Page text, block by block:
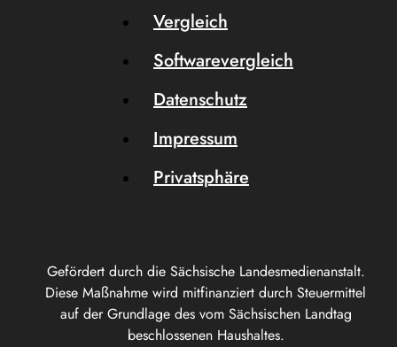
Gefördert durch die Sächsische Landesmedienanstalt.
Diese Maßnahme wird mitfinanziert durch Steuermittel
auf der Grundlage des vom Sächsischen Landtag
beschlossenen Haushaltes.
Vergleich
Softwarevergleich
Datenschutz
Impressum
Privatsphäre